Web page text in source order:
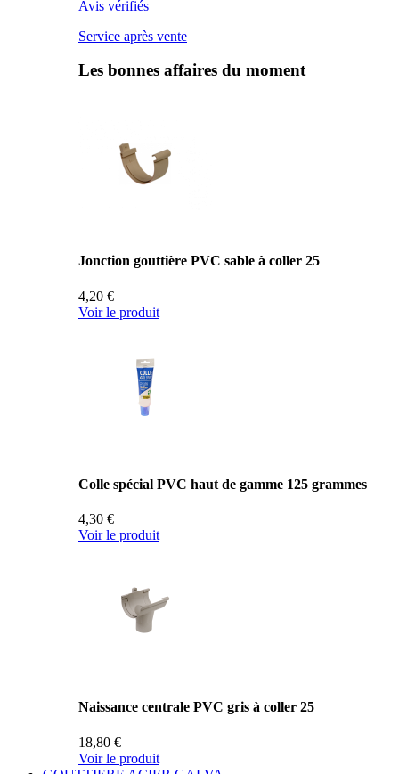
Avis vérifiés
Service après vente
Les bonnes affaires du moment
Jonction gouttière PVC sable à coller 25
4,20 €
Voir le produit
Colle spécial PVC haut de gamme 125 grammes
4,30 €
Voir le produit
Naissance centrale PVC gris à coller 25
18,80 €
Voir le produit